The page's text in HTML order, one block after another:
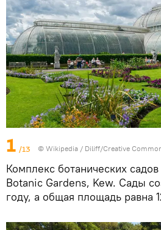
1 /13 © Wikipedia / Diliff/Creative
Комплекс ботанических
Botanic Gardens, Kew. Сады
году, а общая площадь равна